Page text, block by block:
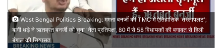
West Bengal Politics Breaking: ममता बनर्जी की TMC में ऐतिहासिक 'तख्तापलट';
बागी धड़े ने ऋतब्रत बनर्जी को चुना 'नेता प्रतिपक्ष', 80 में से 58 विधायकों की बगावत से हिली
बंगाल की सियासत